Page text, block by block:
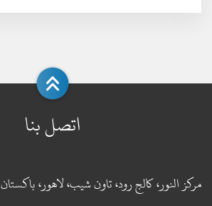
اتصل بنا
مركز النور، كالج رود، تاون شيب، لاهور، باكستان